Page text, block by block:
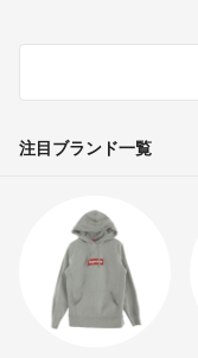
注目ブランド一覧